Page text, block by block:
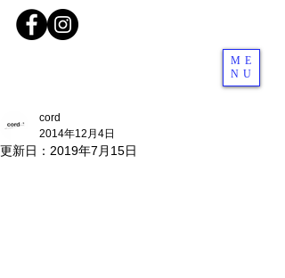
ME
NU
cord
2014年12月4日
更新日： 2019年7月15日